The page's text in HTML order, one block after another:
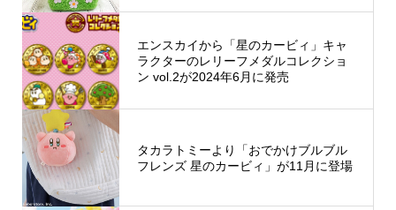
エンスカイから「星のカービィ」キャ
ラクターのレリーフメダルコレクショ
ン vol.2が2024年6月に発売
タカラトミーより「おでかけブルブル
フレンズ 星のカービィ」が11月に登場